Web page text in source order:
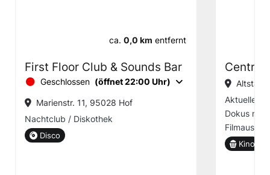
ca. 0,0 km entfernt
First Floor Club & Sounds Bar
Geschlossen (öffnet 22:00 Uhr)
Marienstr. 11, 95028 Hof
Nachtclub / Diskothek
Disco
Altstadt
Aktuelle
Dokus mit
Kino